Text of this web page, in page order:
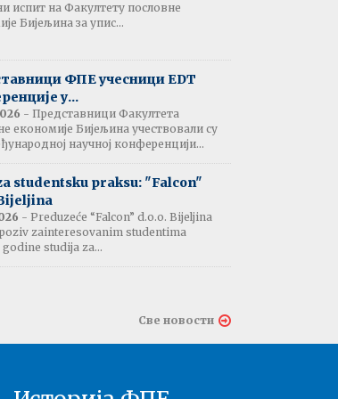
и
испита:
испит на Факултету пословне
Бијељина за упис...
ФПЕ учесници EDT
у...
- Представници Факултета
економије Бијељина учествовали су
научној конференцији...
studentsku praksu: "Falcon"
- Preduzeće “Falcon” d.o.o. Bijeljina
poziv zainteresovanim studentima
studija za...
Све новости